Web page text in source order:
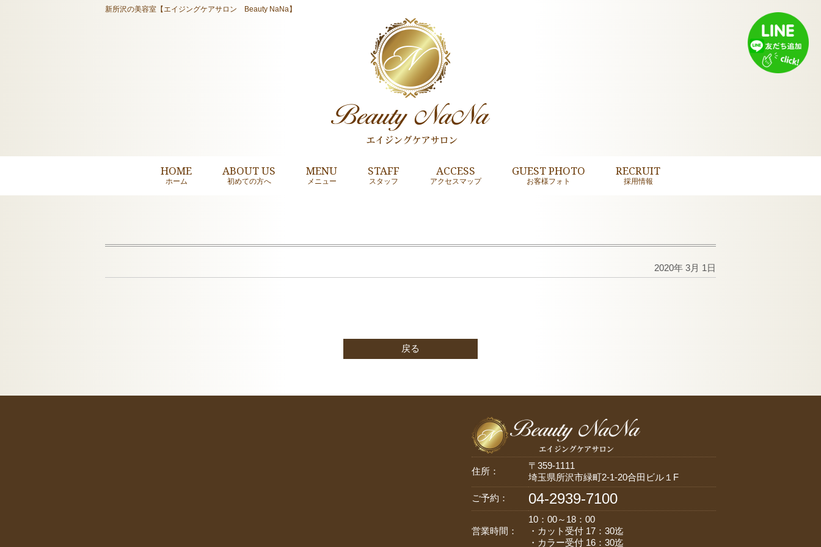
新所沢の美容室【エイジングケアサロン Beauty NaNa】
HOME
ホーム
ABOUT US
初めての方へ
MENU
メニュー
STAFF
スタッフ
ACCESS
アクセスマップ
GUEST PHOTO
お客様フォト
RECRUIT
採用情報
2020年 3月 1日
戻る
住所：
〒359-1111
埼玉県所沢市緑町2-1-20合田ビル１F
ご予約：
04-2939-7100
営業時間：
10：00～18：00
・カット受付 17：30迄
・カラー受付 16：30迄